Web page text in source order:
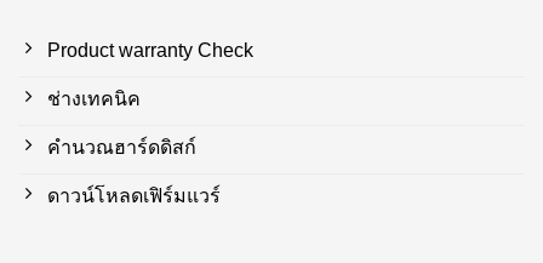
Product warranty Check
ช่างเทคนิค
คำนวณฮาร์ดดิสก์
ดาวน์โหลดเฟิร์มแวร์